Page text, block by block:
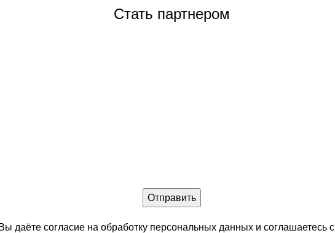
Стать партнером
даёте согласие на обработку персональных данных и соглашаетесь с